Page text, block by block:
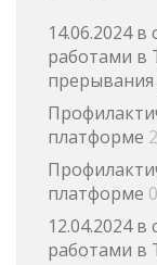
14.06.2024
работами в
прерывания
платформе
платформе
12.04.2024
работами в